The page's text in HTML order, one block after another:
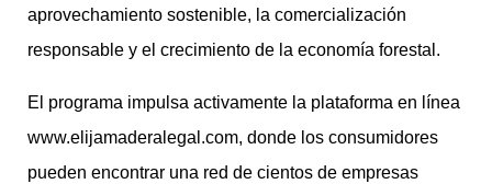
aprovechamiento sostenible, la comercialización
responsable y el crecimiento de la economía forestal.
El programa impulsa activamente la plataforma en línea
www.elijamaderalegal.com, donde los consumidores
pueden encontrar una red de cientos de empresas